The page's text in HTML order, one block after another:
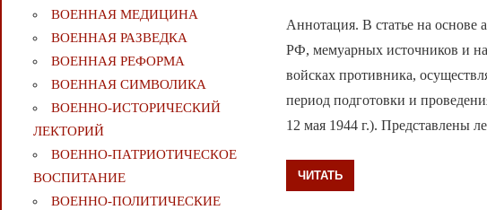
Аннотация. В статье на основе
РФ, мемуарных источников и
войсках противника,
период подготовки и
12 мая 1944 г.). Представлены
ЧИТАТЬ
ВОЕННАЯ МЕДИЦИНА
ВОЕННАЯ РАЗВЕДКА
ВОЕННАЯ РЕФОРМА
ВОЕННАЯ СИМВОЛИКА
ВОЕННО-ИСТОРИЧЕСКИЙ
ЛЕКТОРИЙ
ВОЕННО-ПАТРИОТИЧЕСКОЕ
ВОСПИТАНИЕ
ВОЕННО-ПОЛИТИЧЕСКИE